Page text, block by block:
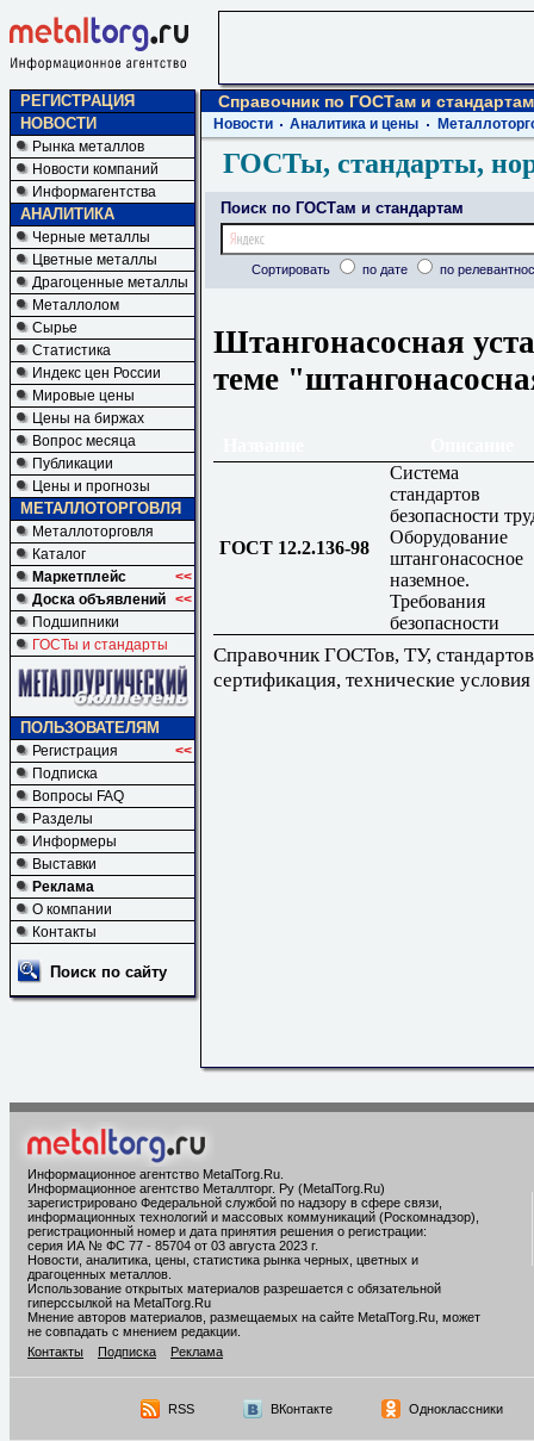
РЕГИСТРАЦИЯ
НОВОСТИ
Рынка металлов
Новости компаний
Информагентства
АНАЛИТИКА
Черные металлы
Цветные металлы
Драгоценные металлы
Металлолом
Сырье
Статистика
Индекс цен России
Мировые цены
Цены на биржах
Вопрос месяца
Публикации
Цены и прогнозы
МЕТАЛЛОТОРГОВЛЯ
Металлоторговля
Каталог
Маркетплейс
<<
Доска объявлений <<
Подшипники
ГОСТы и стандарты
ПОЛЬЗОВАТЕЛЯМ
Регистрация
<<
Подписка
Вопросы FAQ
Разделы
Информеры
Выставки
Реклама
О компании
Контакты
Поиск по сайту
Справочник по ГОСТам и стандартам
Новости Аналитика и цены
ГОСТы, стандарты,
Поиск по ГОСТам и стандартам
Сортировать по дате по
Штангонасосная
теме
ГОСТ 12.2.136-98
Система
стандартов
безопасности
Оборудование
штангонасосное
наземное.
Требования
безопасности
Справочник ГОСТов, ТУ,
сертификация, технические условия
Информационное агентство MetalTorg.Ru
Информационное агентство Металлторг. Ру (MetalTorg.Ru)
зарегистрировано Федеральной службой по надзору в сфере связи,
информационных технологий и массовых коммуникаций (Роскомнадзор),
регистрационный номер и дата принятия решения о регистрации:
серия ИА № ФС 77 - 85704 от 03 августа 2023 г.
Новости, аналитика, цены, статистика рынка черных, цветных и
драгоценных металлов.
Использование открытых материалов разрешается с обязательной
гиперссылкой на MetalTorg.Ru
Мнение авторов материалов, размещаемых на сайте MetalTorg.Ru, может
не совпадать с мнением редакции.
Контакты
Подписка Реклама
RSS ВКонтакте Одноклассники